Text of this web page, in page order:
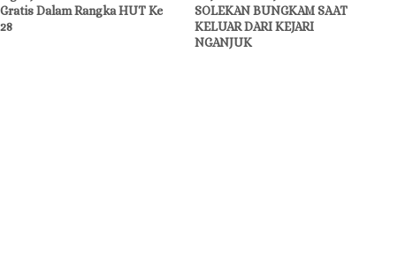
Gratis Dalam Rangka HUT Ke
28
SOLEKAN BUNGKAM SAAT
KELUAR DARI KEJARI
NGANJUK